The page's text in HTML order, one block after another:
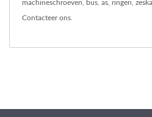
machineschroeven bus as ringen
Contacteer ons